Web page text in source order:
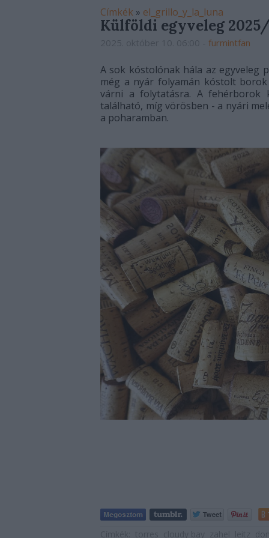
Címkék » el_grillo_y_la_luna
Külföldi egyveleg
furmintfan
A sok kóstolónak hála az egyveleg
még a nyár folyamán kóstolt
várni a folytatásra. A fehérborok
található, míg vörösben - a nyári
a poharamban.